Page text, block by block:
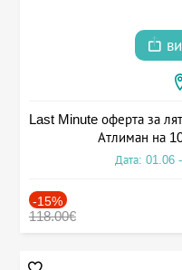
Last Minute оферта за
Атлиман на
Дата: 01.06
-15%
118.00€